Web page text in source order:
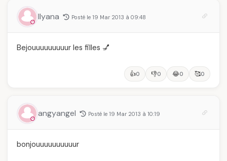
Ilyana Posté le 19 Mar 2013 à 09:48
Bejouuuuuuuuur les filles 💅
👍0 👎0 😂0 🥰0
angyangel Posté le 19 Mar 2013 à 10:19
bonjouuuuuuuuuur